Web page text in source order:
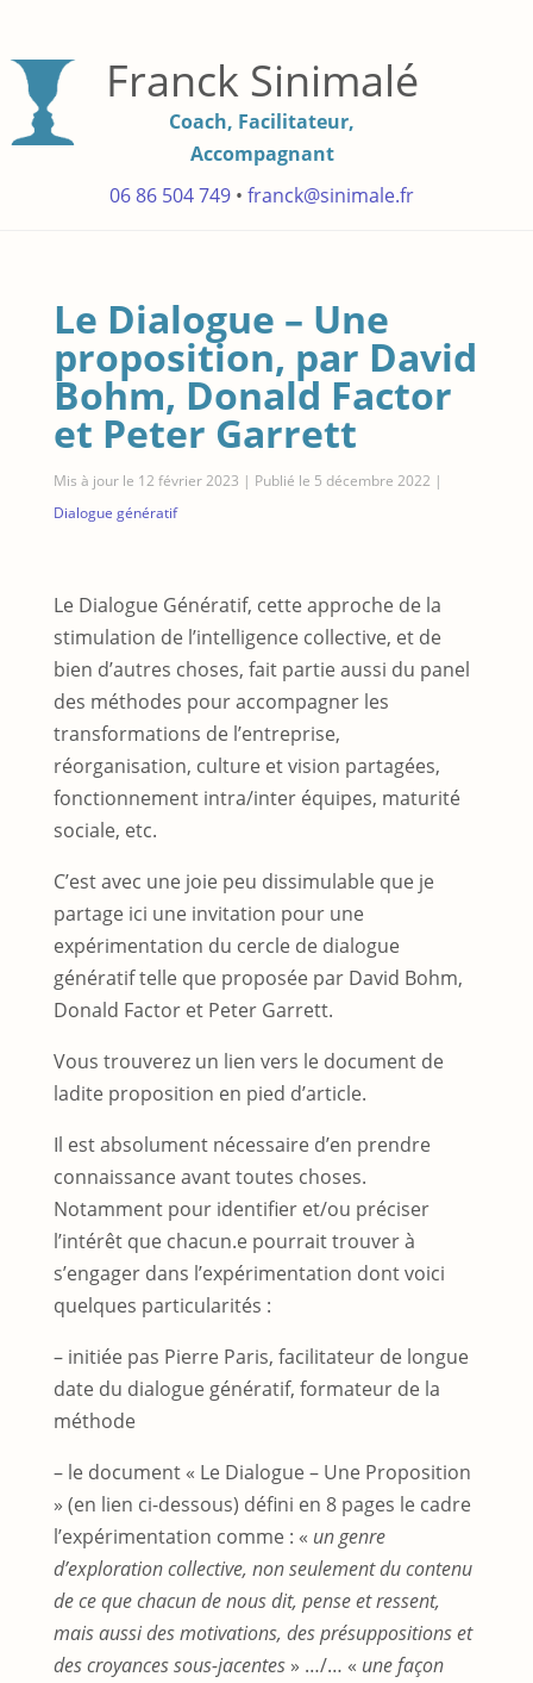
Franck Sinimalé
Coach, Facilitateur,
Accompagnant
06 86 504 749 • franck@sinimale.fr
Le Dialogue – Une
proposition, par David
Bohm, Donald Factor
et Peter Garrett
Mis à jour le 12 février 2023 | Publié le 5 décembre 2022 |
Dialogue génératif
Le Dialogue Génératif, cette approche de la
stimulation de l’intelligence collective, et de
bien d’autres choses, fait partie aussi du panel
des méthodes pour accompagner les
transformations de l’entreprise,
réorganisation, culture et vision partagées,
fonctionnement intra/inter équipes, maturité
sociale, etc.
C’est avec une joie peu dissimulable que je
partage ici une invitation pour une
expérimentation du cercle de dialogue
génératif telle que proposée par David Bohm,
Donald Factor et Peter Garrett.
Vous trouverez un lien vers le document de
ladite proposition en pied d’article.
Il est absolument nécessaire d’en prendre
connaissance avant toutes choses.
Notamment pour identifier et/ou préciser
l’intérêt que chacun.e pourrait trouver à
s’engager dans l’expérimentation dont voici
quelques particularités :
– initiée pas Pierre Paris, facilitateur de longue
date du dialogue génératif, formateur de la
méthode
– le document « Le Dialogue – Une Proposition
» (en lien ci-dessous) défini en 8 pages le cadre
l’expérimentation comme : « un genre
d’exploration collective, non seulement du contenu
de ce que chacun de nous dit, pense et ressent,
mais aussi des motivations, des présuppositions et
des croyances sous-jacentes» …/… « une façon